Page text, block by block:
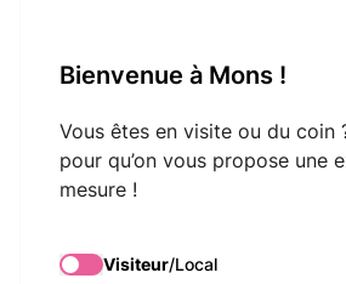
Bienvenue à Mons !
Vous êtes en visite ou du coin
pour qu’on vous propose une
mesure !
Visiteur/Local
Giroud & Stotz